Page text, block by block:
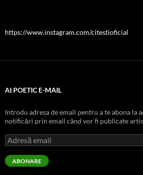
https://www.instagram.com/citestioficial
AI POETIC E-MAIL
Introdu adresa de email pentru a te abona la
notificări prin email când vor fi publicate
Adresă
email
ABONARE